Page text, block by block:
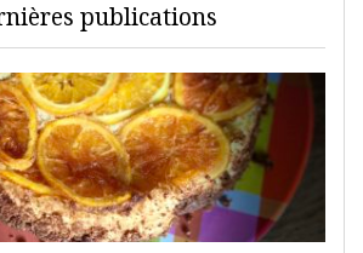
publications